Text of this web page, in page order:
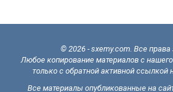
© 2026 - sxemy.com. Все
Любое копирование материалов с
только с обратной активной ссылкой
Все материалы опубликованные на